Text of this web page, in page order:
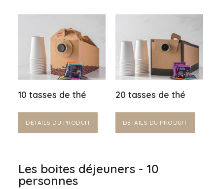
10 tasses de thé
DÉTAILS DU PRODUIT
20 tasses de thé
DÉTAILS DU PRODUIT
Les boites déjeuners - 10
personnes